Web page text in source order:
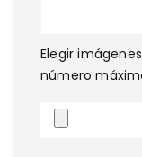
Elegir
número